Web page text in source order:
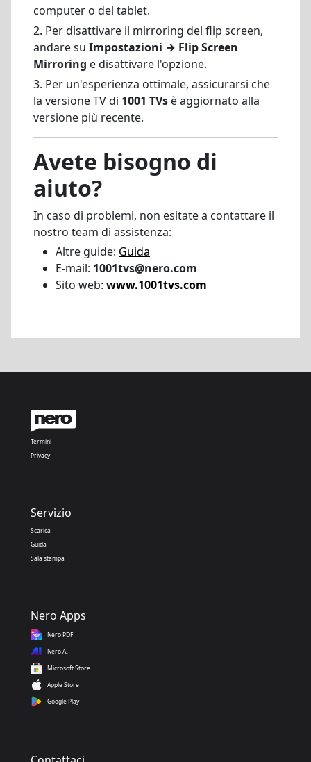
computer o del tablet.
2. Per disattivare il mirroring del flip screen,
andare su Impostazioni → Flip Screen
Mirroring e disattivare l'opzione.
3. Per un'esperienza ottimale, assicurarsi che
la versione TV di 1001 TVs è aggiornato alla
versione più recente.
Avete bisogno di
aiuto?
In caso di problemi, non esitate a contattare il
nostro team di assistenza:
Altre guide: Guida
E-mail: 1001tvs@nero.com
Sito web: www.1001tvs.com
Termini
Privacy
Servizio
Scarica
Guida
Sala stampa
Nero Apps
Nero PDF
Nero AI
Microsoft Store
Apple Store
Google Play